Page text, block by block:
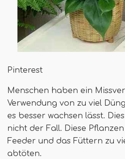
Pinterest
Menschen haben ein
Verwendung von zu viel
es besser wachsen lässt.
nicht der Fall. Diese
Feeder und das Füttern zu
abtöten.